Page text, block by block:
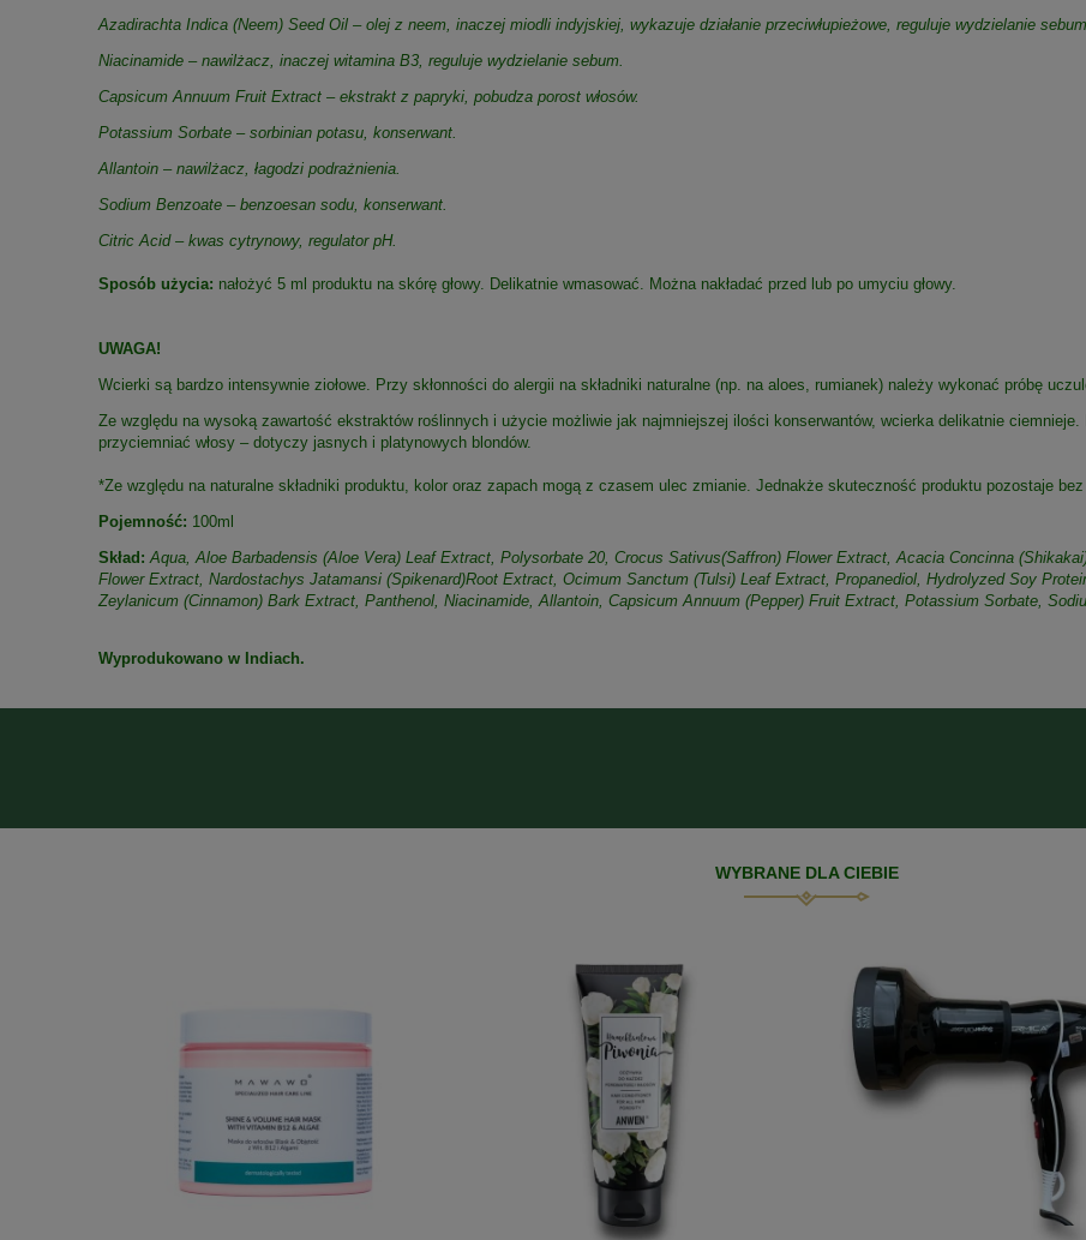
Azadirachta Indica (Neem) Seed Oil – olej z neem, inaczej miodli indyjskiej, wykazuje działanie przeciwłupieżowe, reguluje wydzielanie
Niacinamide – nawilżacz, inaczej witamina B3, reguluje wydzielanie sebum.
Capsicum Annuum Fruit Extract – ekstrakt z papryki, pobudza porost włosów.
Potassium Sorbate – sorbinian potasu, konserwant.
Allantoin – nawilżacz, łagodzi podrażnienia.
Sodium Benzoate – benzoesan sodu, konserwant.
Citric Acid – kwas cytrynowy, regulator pH.
Sposób użycia: nałożyć 5 ml produktu na skórę głowy. Delikatnie wmasować. Można nakładać przed lub po umyciu głowy.
UWAGA!
Wcierki są bardzo intensywnie ziołowe. Przy skłonności do alergii na składniki naturalne (np. na aloes, rumianek) należy wykonać próbę
Ze względu na wysoką zawartość ekstraktów roślinnych i użycie możliwie jak najmniejszej ilości konserwantów, wcierka delikatnie
przyciemniać włosy – dotyczy jasnych i platynowych blondów.
*Ze względu na naturalne składniki produktu, kolor oraz zapach mogą z czasem ulec zmianie. Jednakże skuteczność produktu pozostaje
Pojemność: 100ml
Skład: Aqua, Aloe Barbadensis (Aloe Vera) Leaf Extract, Polysorbate 20, Crocus Sativus(Saffron) Flower Extract, Acacia Concinna
Flower Extract, Nardostachys Jatamansi (Spikenard)Root Extract, Ocimum Sanctum (Tulsi) Leaf Extract, Propanediol, Hydrolyzed Soy
Zeylanicum (Cinnamon) Bark Extract, Panthenol, Niacinamide, Allantoin, Capsicum Annuum (Pepper) Fruit Extract, Potassium Sorbate,
Wyprodukowano w Indiach.
WYBRANE DLA CIEBIE